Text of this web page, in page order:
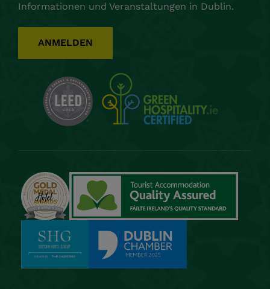
Informationen und Veranstaltungen in Dublin.
ANMELDEN